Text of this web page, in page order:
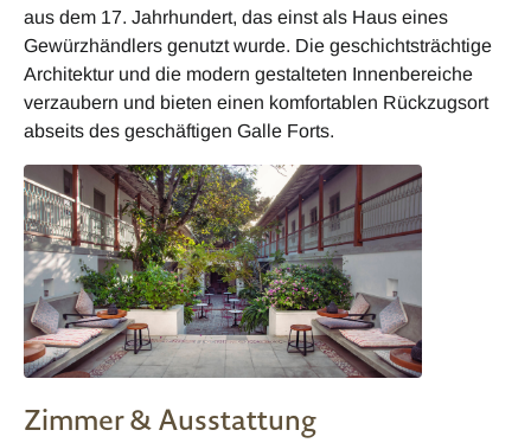
aus dem 17. Jahrhundert, das einst als Haus eines
Gewürzhändlers genutzt wurde. Die geschichtsträchtige
Architektur und die modern gestalteten Innenbereiche
verzaubern und bieten einen komfortablen Rückzugsort
abseits des geschäftigen Galle Forts.
Zimmer & Ausstattung